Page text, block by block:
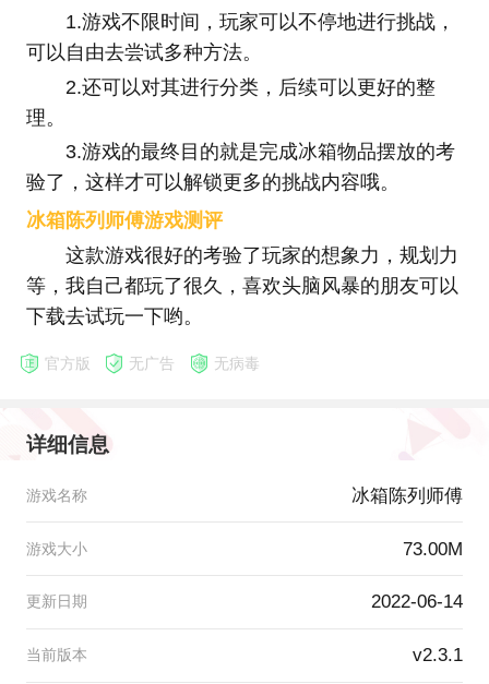
1.游戏不限时间，玩家可以不停地进行挑战，
可以自由去尝试多种方法。
2.还可以对其进行分类，后续可以更好的整
理。
3.游戏的最终目的就是完成冰箱物品摆放的考
验了，这样才可以解锁更多的挑战内容哦。
冰箱陈列师傅游戏测评
这款游戏很好的考验了玩家的想象力，规划力
等，我自己都玩了很久，喜欢头脑风暴的朋友可以
下载去试玩一下哟。
官方版 无广告 无病毒
详细信息
游戏名称 冰箱陈列师傅
游戏大小 73.00M
更新日期 2022-06-14
当前版本 v2.3.1